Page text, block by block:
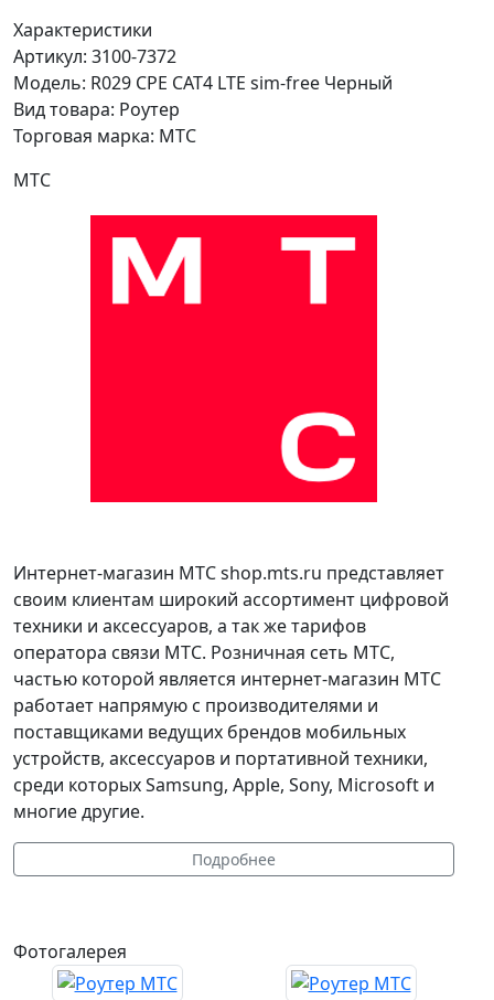
Характеристики
Артикул: 3100-7372
Модель: R029 CPE CAT4 LTE sim-free Черный
Вид товара: Роутер
Торговая марка: МТС
МТС
Интернет-магазин МТС shop.mts.ru представляет
своим клиентам широкий ассортимент цифровой
техники и аксессуаров, а так же тарифов
оператора связи МТС. Розничная сеть МТС,
частью которой является интернет-магазин МТС
работает напрямую с производителями и
поставщиками ведущих брендов мобильных
устройств, аксессуаров и портативной техники,
среди которых Samsung, Apple, Sony, Microsoft и
многие другие.
Подробнее
Фотогалерея